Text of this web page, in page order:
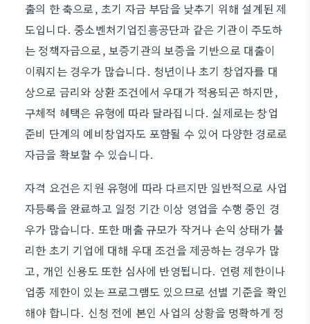
출의 한 축으로, 초기 자금 부담을 낮추기 위해 설계된 제
도입니다. 중소벤처기업진흥공단과 같은 기관이 주도하
는 정책자금으로, 보증기관의 보증을 기반으로 대출이
이뤄지는 경우가 많습니다. 청년이나 초기 창업자를 대
상으로 금리와 상환 조건에서 우대가 적용되곤 하지만,
구체적 혜택은 유형에 따라 달라집니다. 실제로는 창업
준비 단계의 예비창업자도 포함될 수 있어 다양한 경로로
자금을 확보할 수 있습니다.
자격 요건은 지원 유형에 따라 다르지만 일반적으로 사업
자등록을 완료하고 일정 기간 이상 영업을 수행 중인 경
우가 많습니다. 또한 매출 규모가 작거나 손익 상태가 불
리한 초기 기업에 대해 우대 조건을 제공하는 경우가 많
고, 개인 신용도 또한 심사에 반영됩니다. 연령 제한이나
업종 제한이 있는 프로그램도 있으므로 선별 기준을 확인
해야 합니다. 신청 전에 본인 사업의 상황을 명확하게 정